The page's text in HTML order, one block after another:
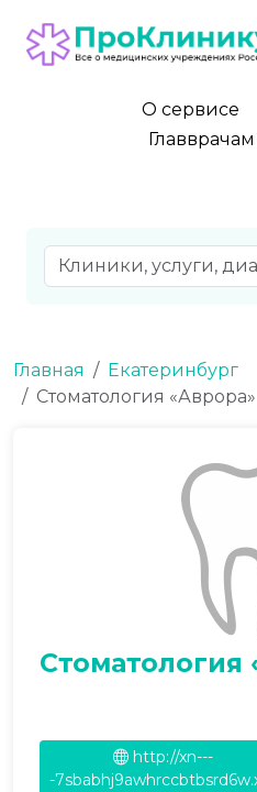
О сервисе
Главная
Екатеринбург
Стоматология «Аврора»
Стоматология
http://xn---
-